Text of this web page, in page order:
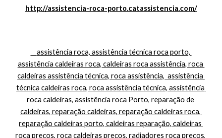
http://assistencia-roca-porto.catassistencia.com/
assistência caldeiras roca, caldeiras roca assistência, roca
caldeiras assistência técnica, roca assistência,  assistência
técnica caldeiras roca, roca assistência técnica, assistência
roca caldeiras, assistência roca Porto, reparação de
caldeiras, reparação caldeiras, reparação caldeiras roca,
reparação caldeiras porto, caldeiras reparação, caldeiras
roca preços, roca caldeiras preços, radiadores roca preços,